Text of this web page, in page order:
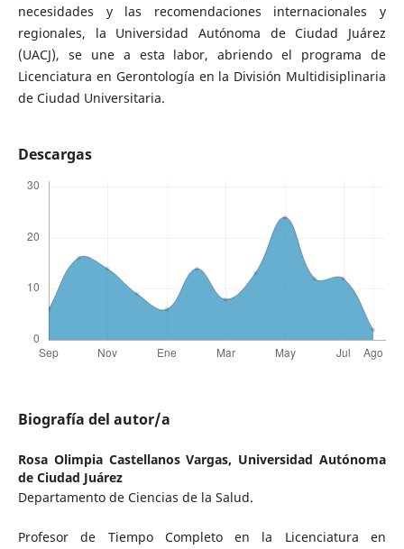
necesidades y las recomendaciones internacionales y
regionales, la Universidad Autónoma de Ciudad Juárez
(UACJ), se une a esta labor, abriendo el programa de
Licenciatura en Gerontología en la División Multidisiplinaria
de Ciudad Universitaria.
Descargas
Biografía del autor/a
Rosa Olimpia Castellanos Vargas, Universidad Autónoma
de Ciudad Juárez
Departamento de Ciencias de la Salud.
Profesor de Tiempo Completo en la Licenciatura en